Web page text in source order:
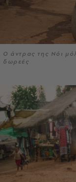
Ο άντρας της Νόι
δωρεές